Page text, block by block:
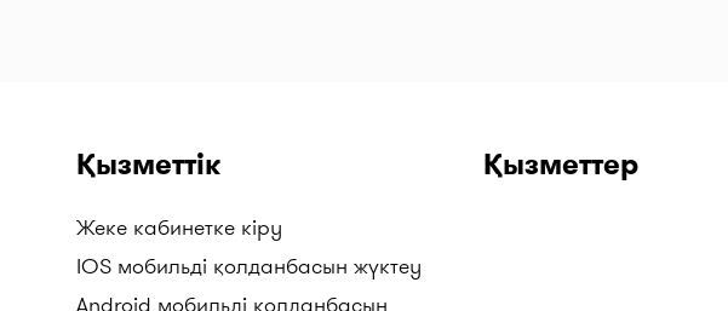
Қызметтік
Жеке кабинетке кіру
IOS мобильді қолданбасын жүктеу
Қызметтер